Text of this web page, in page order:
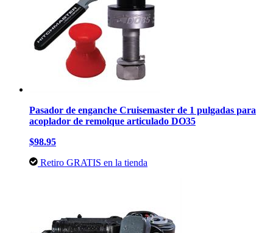
Pasador de enganche Cruisemaster de 1 pulgadas para
acoplador de remolque articulado DO35
$98.95
Retiro GRATIS en la tienda